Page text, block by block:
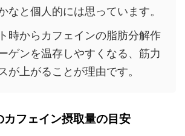
なと個人的には思っています。
時からカフェインの脂肪分解作
ゲンを温存しやすくなる、筋力
が上がることが理由です。
カフェイン摂取量の目安